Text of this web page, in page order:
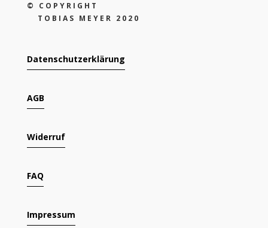
© COPYRIGHT
TOBIAS MEYER 2020
Datenschutzerklärung
AGB
Widerruf
FAQ
Impressum